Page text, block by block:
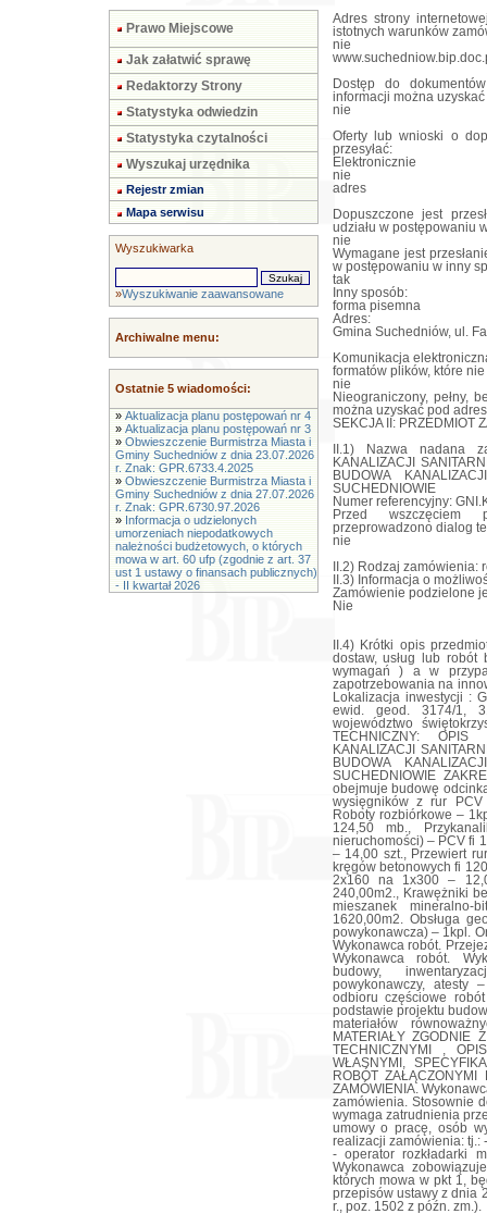
Prawo Miejscowe
Jak załatwić sprawę
Redaktorzy Strony
Statystyka odwiedzin
Statystyka czytalności
Wyszukaj urzędnika
Rejestr zmian
Mapa serwisu
Wyszukiwarka
»Wyszukiwanie zaawansowane
Archiwalne menu:
Ostatnie 5 wiadomości:
» Aktualizacja planu postępowań nr 4
» Aktualizacja planu postępowań nr 3
» Obwieszczenie Burmistrza Miasta i
Gminy Suchedniów z dnia 23.07.2026
r. Znak: GPR.6733.4.2025
» Obwieszczenie Burmistrza Miasta i
Gminy Suchedniów z dnia 27.07.2026
r. Znak: GPR.6730.97.2026
» Informacja o udzielonych
umorzeniach niepodatkowych
należności budżetowych, o których
mowa w art. 60 ufp (zgodnie z art. 37
ust 1 ustawy o finansach publicznych)
- II kwartał 2026
Adres strony
istotnych warunków
nie
Dostęp do
informacji można
nie
Oferty lub wnioski o
przesyłać:
Elektronicznie
nie
adres
Dopuszczone jest
udziału w postępowaniu
nie
Wymagane jest
w postępowaniu w inny
tak
Inny sposób:
forma pisemna
Adres:
Gmina Suchedniów, ul.
Komunikacja
formatów plików, które
nie
Nieograniczony, pełny,
można uzyskać pod
SEKCJA II: PRZEDMIOT
II.1) Nazwa nadana
KANALIZACJI
BUDOWA
SUCHEDNIOWIE
Numer referencyjny:
Przed wszczęciem
przeprowadzono dialog
nie
II.2) Rodzaj zamówienia:
II.3) Informacja o
Zamówienie podzielone
Nie
II.4) Krótki opis
dostaw, usług lub robót
wymagań ) a w
zapotrzebowania na
Lokalizacja inwestycji :
ewid. geod. 3174/1,
województwo
TECHNICZNY: OPIS
KANALIZACJI
BUDOWA
SUCHEDNIOWIE
obejmuje budowę
wysięgników z rur PCV
Roboty rozbiórkowe –
124,50 mb.,
nieruchomości) – PCV fi
– 14,00 szt., Przewiert
kręgów betonowych fi
2x160 na 1x300 –
240,00m2., Krawężniki
mieszanek
1620,00m2. Obsługa
powykonawcza) – 1kpl.
Wykonawca robót.
Wykonawca robót.
budowy,
powykonawczy, atesty
odbioru częściowe
podstawie projektu
materiałów
MATERIAŁY ZGODNIE
TECHNICZNYMI ,
WŁASNYMI,
ROBÓT
ZAMÓWIENIA.
zamówienia. Stosownie
wymaga zatrudnienia
umowy o pracę, osób
realizacji zamówienia: tj.:
- operator rozkładarki
Wykonawca
których mowa w pkt 1,
przepisów ustawy z dnia
r., poz. 1502 z późn. zm.).